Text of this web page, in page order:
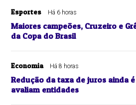
Esportes Há 6 horas
Maiores campeões, Cruzeiro e
da Copa do Brasil
Economia Há 8 horas
Redução da taxa de juros ainda
avaliam entidades